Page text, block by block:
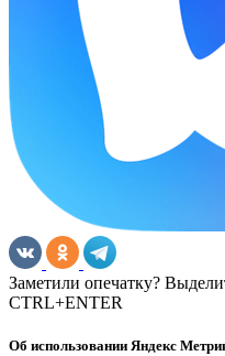
Заметили опечатку?
CTRL+ENTER
Об использовании Яндекс